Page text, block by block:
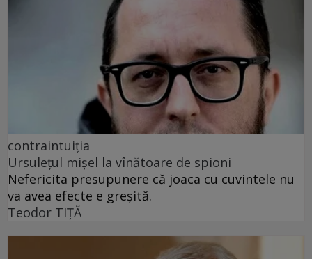
contraintuiția
Ursulețul mișel la vînătoare de spioni
Nefericita presupunere că joaca cu cuvintele nu
va avea efecte e greșită.
Teodor TIŢĂ